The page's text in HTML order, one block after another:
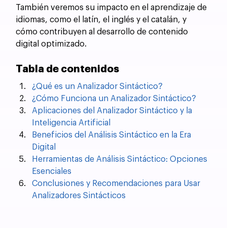
También veremos su impacto en el aprendizaje de
idiomas, como el latín, el inglés y el catalán, y
cómo contribuyen al desarrollo de contenido
digital optimizado.
Tabla de contenidos
¿Qué es un Analizador Sintáctico?
¿Cómo Funciona un Analizador Sintáctico?
Aplicaciones del Analizador Sintáctico y la
Inteligencia Artificial
Beneficios del Análisis Sintáctico en la Era
Digital
Herramientas de Análisis Sintáctico: Opciones
Esenciales
Conclusiones y Recomendaciones para Usar
Analizadores Sintácticos